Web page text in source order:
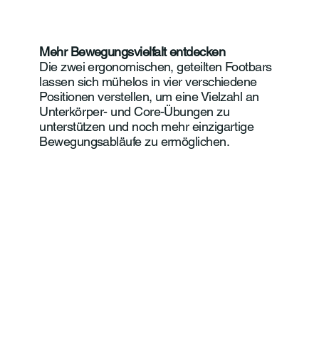
Mehr Bewegungsvielfalt entdecken
Die zwei ergonomischen, geteilten Footbars
lassen sich mühelos in vier verschiedene
Positionen verstellen, um eine Vielzahl an
Unterkörper- und Core-Übungen zu
unterstützen und noch mehr einzigartige
Bewegungsabläufe zu ermöglichen.